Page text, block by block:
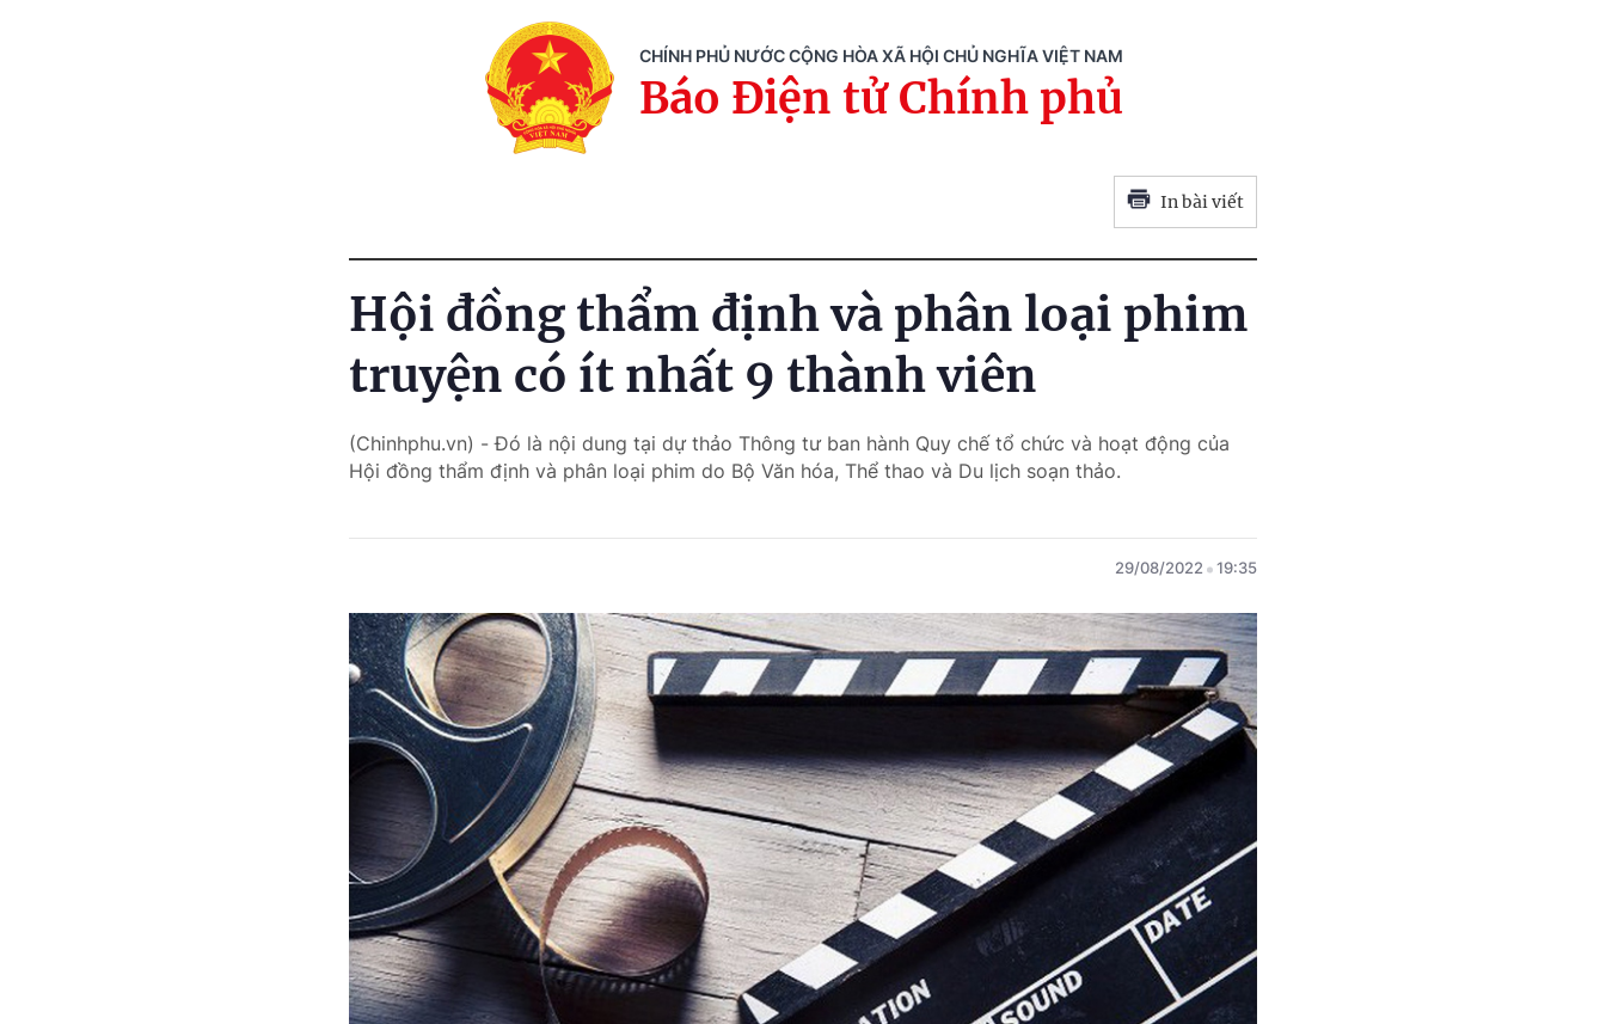
CHÍNH PHỦ NƯỚC CỘNG HÒA XÃ HỘI CHỦ NGHĨA VIỆT NAM
Báo Điện tử Chính phủ
In bài viết
Hội đồng thẩm định và phân loại phim
truyện có ít nhất 9 thành viên
(Chinhphu.vn) - Đó là nội dung tại dự thảo Thông tư ban hành Quy chế tổ chức và hoạt động của
Hội đồng thẩm định và phân loại phim do Bộ Văn hóa, Thể thao và Du lịch soạn thảo.
29/08/2022 19:35